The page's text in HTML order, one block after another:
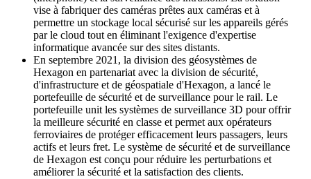
vise à fabriquer des caméras prêtes aux caméras et à
permettre un stockage local sécurisé sur les appareils gérés
par le cloud tout en éliminant l'exigence d'expertise
informatique avancée sur des sites distants.
En septembre 2021, la division des géosystèmes de
Hexagon en partenariat avec la division de sécurité,
d'infrastructure et de géospatiale d'Hexagon, a lancé le
portefeuille de sécurité et de surveillance pour le rail. Le
portefeuille unit les systèmes de surveillance 3D pour offrir
la meilleure sécurité en classe et permet aux opérateurs
ferroviaires de protéger efficacement leurs passagers, leurs
actifs et leurs fret. Le système de sécurité et de surveillance
de Hexagon est conçu pour réduire les perturbations et
améliorer la sécurité et la satisfaction des clients.